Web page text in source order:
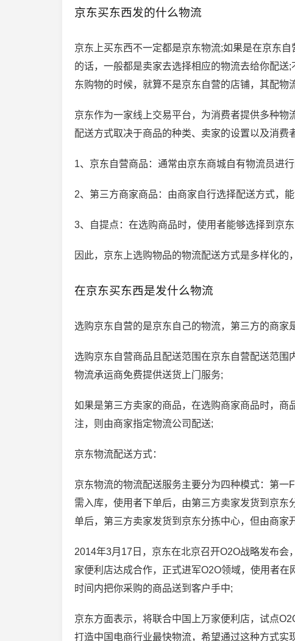
京东买东西发的什么物流
京东上买东西不一定都是京东物流;如果是在京东
的话，一般都是卖家去选择相应的物流去给你配
东购物的时候，就算不是京东自营的店铺，其配物
京东作为一家线上交易平台，为消费者提供多种
配送方式取决于商品的种类、卖家的设置以及消费
1、京东自营商品：通常由京东商城自有物流员进
2、第三方商家商品：由商家自行选择配送方式，
3、自提点：在选购商品时，使用者能够选择到京
因此，京东上选购物品的物流配送方式是多样化的
在京东买东西是发什么物流
选购京东自营的是京东自己的物流，第三方的商家
选购京东自营商品且配送范围在京东自营配送范
物流承运商免费提供送货上门服务;
如果是第三方卖家的商品，在选购商家商品时，商
注，则由商家指定物流公司配送;
京东物流配送方式：
京东物流的物流配送服务主要分为四种模式：第
需入库，使用者下单后，由第三方卖家发货到京
单后，第三方卖家发货到京东分拣中心，但由商
2014年3月17日，京东在北京召开O2O战略发布
家便利店达成合作，正式进军O2O领域，使用者
时间内把你采购的商品送到客户手中;
京东方面表示，将联合中国上万家便利店，试点
打造中国电商行业最快物流，希望通过这种方式实